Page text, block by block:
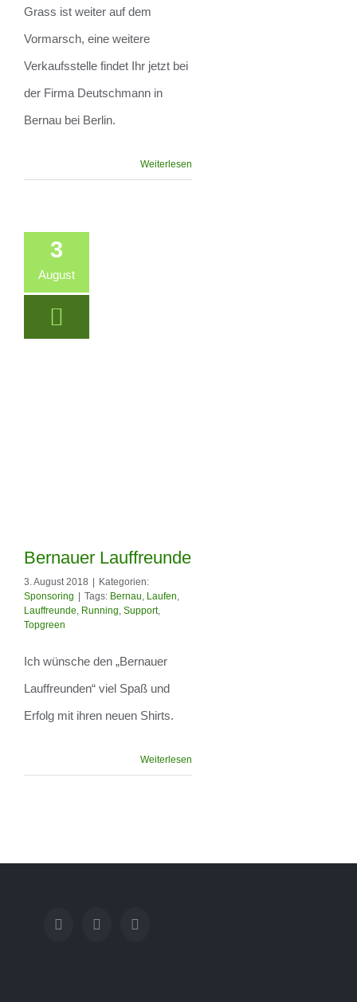
Grass ist weiter auf dem
Vormarsch, eine weitere
Verkaufsstelle findet Ihr jetzt bei
der Firma Deutschmann in
Bernau bei Berlin.
Weiterlesen
3
August
Bernauer
Lauffreunde
Bernauer Lauffreunde
3. August 2018
Kategorien:
Sponsoring
Tags: Bernau, Laufen,
Lauffreunde, Running, Support,
Topgreen
Ich wünsche den „Bernauer
Lauffreunden“ viel Spaß und
Erfolg mit ihren neuen Shirts.
Weiterlesen